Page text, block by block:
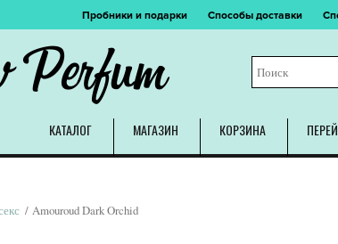
Пробники и подарки Способы доставки
Perfum
КАТАЛОГ МАГАЗИН КОРЗИНА
/ Amouroud Dark Orchid